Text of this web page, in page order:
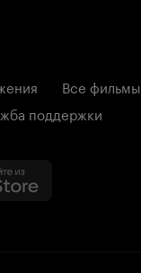
Все фильмы
поддержки